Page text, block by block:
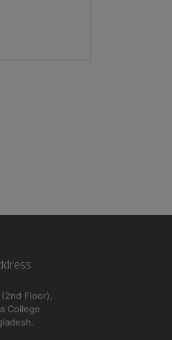
Floor),
College